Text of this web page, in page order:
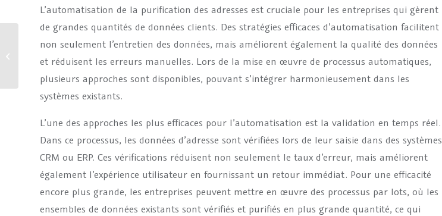
L’automatisation de la purification des adresses est cruciale pour les entreprises qui gèrent
de grandes quantités de données clients. Des stratégies efficaces d’automatisation facilitent
non seulement l’entretien des données, mais améliorent également la qualité des données
et réduisent les erreurs manuelles. Lors de la mise en œuvre de processus automatiques,
plusieurs approches sont disponibles, pouvant s’intégrer harmonieusement dans les
systèmes existants.
L’une des approches les plus efficaces pour l’automatisation est la validation en temps réel.
Dans ce processus, les données d’adresse sont vérifiées lors de leur saisie dans des systèmes
CRM ou ERP. Ces vérifications réduisent non seulement le taux d’erreur, mais améliorent
également l’expérience utilisateur en fournissant un retour immédiat. Pour une efficacité
encore plus grande, les entreprises peuvent mettre en œuvre des processus par lots, où les
ensembles de données existants sont vérifiés et purifiés en plus grande quantité, ce qui
Un guide pour des
données claires et une